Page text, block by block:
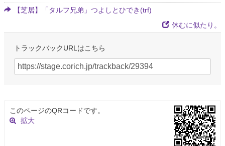
【芝居】「タルフ兄弟」つよしとひでき(trf)
休むに似たり。
トラックバックURLはこちら
このページのQRコードです。
拡大